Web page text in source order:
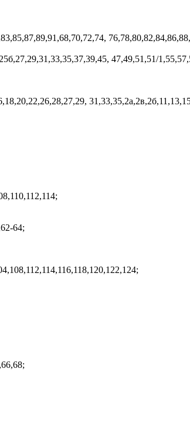
47,49,51,51/
64;